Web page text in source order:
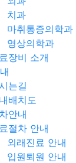
치과
마취통증의학과
영상의학과
장비 소개
는길
배치도
안내
절차 안내
외래진료 안내
입원퇴원 안내